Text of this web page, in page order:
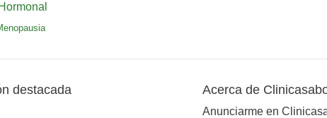
destacada Acerca de
Anunciarme en